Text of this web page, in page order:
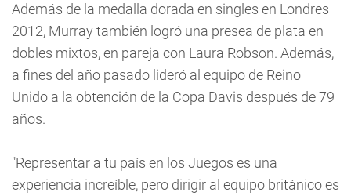
Además de la medalla dorada en singles en Londres
2012, Murray también logró una presea de plata en
dobles mixtos, en pareja con Laura Robson. Además,
a fines del año pasado lideró al equipo de Reino
Unido a la obtención de la Copa Davis después de 79
años.
"Representar a tu país en los Juegos es una
experiencia increíble, pero dirigir al equipo británico es